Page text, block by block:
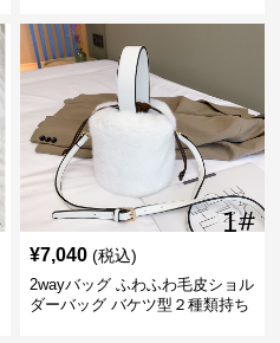
¥7,040 (税込)
2wayバッグ ふわふわ毛皮ショル
ダーバッグ バケツ型２種類持ち